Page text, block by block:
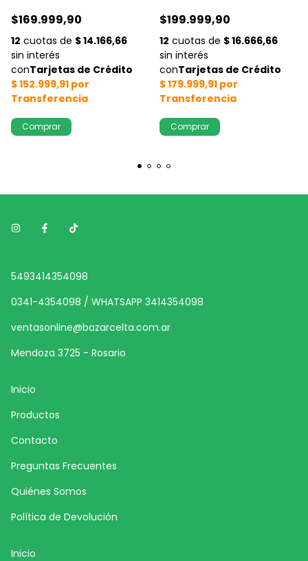
$169.999,90 $199.999,90
5493414354098
0341-4354098 / WHATSAPP 3414354098
ventasonline@bazarcelta.com.ar
Mendoza 3725 - Rosario
Inicio
Productos
Contacto
Preguntas Frecuentes
Quiénes Somos
Política de Devolución
Inicio